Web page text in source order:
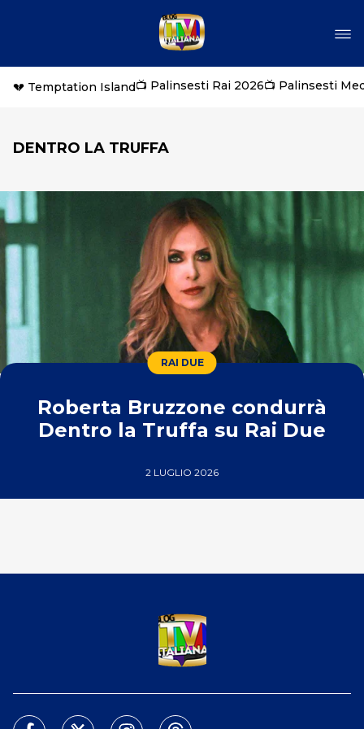
💔 Temptation Island📺 Palinsesti Rai 2026📺 Palinsesti
DENTRO LA TRUFFA
RAI DUE
Roberta Bruzzone condurrà
Dentro la Truffa su Rai Due
2 LUGLIO 2026